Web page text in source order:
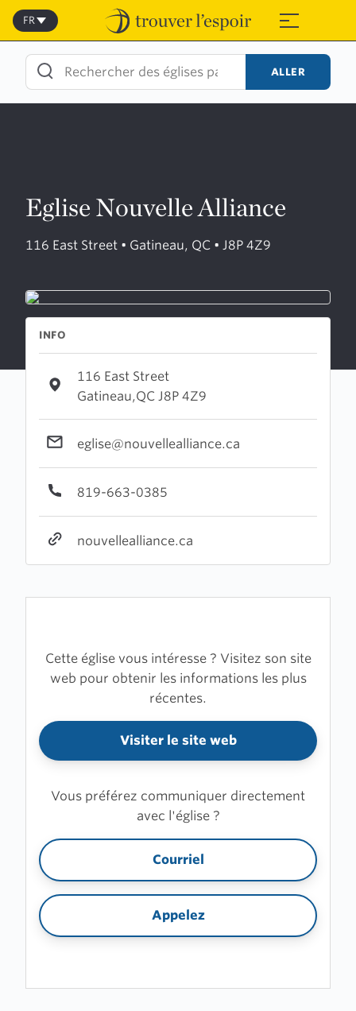
Skip
content
≡
FR
ALLER
Eglise Nouvelle Alliance
116 East Street • Gatineau, QC • J8P 4Z9
INFO
116 East Street
Gatineau,QC J8P 4Z9
eglise@nouvellealliance.ca
819-663-0385
nouvellealliance.ca
Cette église vous intéresse ? Visitez son site
web pour obtenir les informations les plus
récentes.
Visiter le site web
Vous préférez communiquer directement
avec l'église ?
Courriel
Appelez